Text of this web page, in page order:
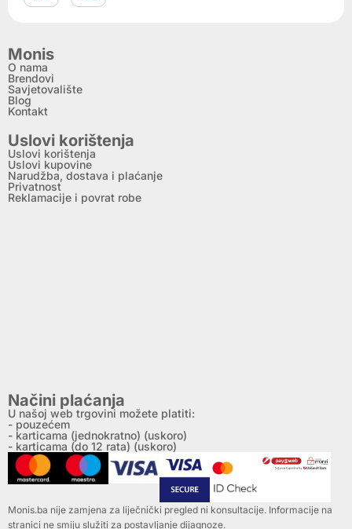
Monis
O nama
Brendovi
Savjetovalište
Blog
Kontakt
Uslovi korištenja
Uslovi korištenja
Uslovi kupovine
Narudžba, dostava i plaćanje
Privatnost
Reklamacije i povrat robe
Načini plaćanja
U našoj web trgovini možete platiti:
- pouzećem
- karticama (jednokratno) (uskoro)
- karticama (do 12 rata) (uskoro)
Monis.ba nije zamjena za liječnički pregled ni konsultacije. Informacije na
stranici ne smiju služiti za postavljanje dijagnoze.